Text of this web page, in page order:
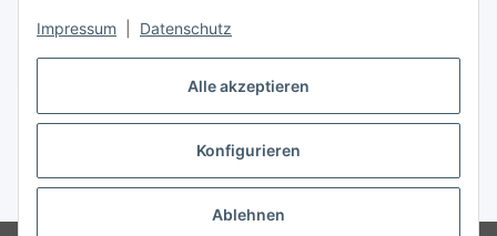
Alle akzeptieren
Konfigurieren
Ablehnen
Impressum Datenschutz
Vertrag widerrufen
* Alle Preise inkl. gesetzlicher MwSt., zzgl.Versand